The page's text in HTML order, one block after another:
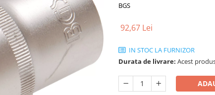
BGS
92,67 Lei
IN STOC LA FURNIZOR
Durata de livrare: Acest